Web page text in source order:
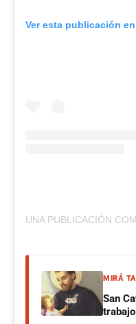
Ver esta publicación
MIRÁ
San